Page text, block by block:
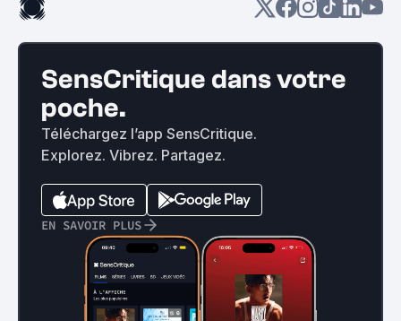
SensCritique dans votre
poche.
Téléchargez l’app SensCritique.
Explorez. Vibrez. Partagez.
EN SAVOIR PLUS